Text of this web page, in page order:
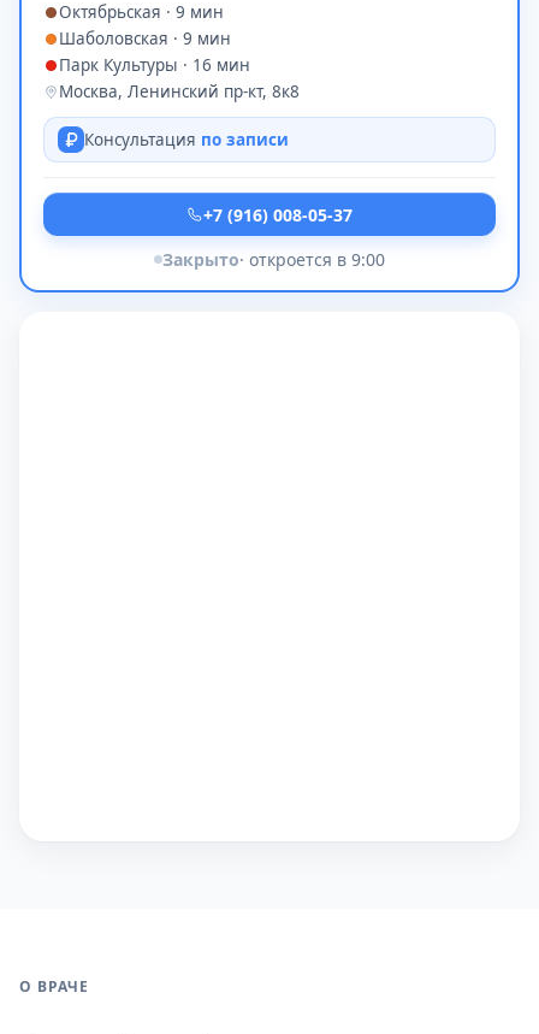
Октябрьская · 9 мин
Шаболовская · 9 мин
Парк Культуры · 16 мин
Москва, Ленинский пр-кт, 8к8
Консультация по записи
+7 (916) 008-05-37
Закрыто· откроется в 9:00
О ВРАЧЕ